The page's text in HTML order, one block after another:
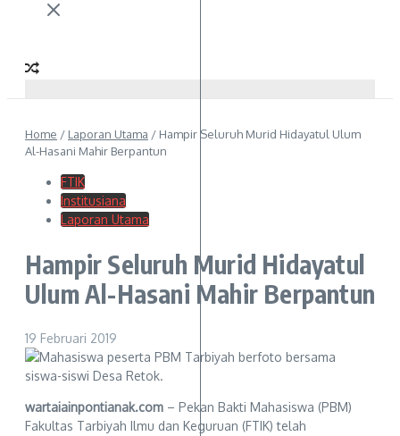
Home / Laporan Utama / Hampir Seluruh Murid Hidayatul Ulum
Al-Hasani Mahir Berpantun
FTIK
Institusiana
Laporan Utama
Hampir Seluruh Murid Hidayatul
Ulum Al-Hasani Mahir Berpantun
19 Februari 2019
wartaiainpontianak.com – Pekan Bakti Mahasiswa (PBM)
Fakultas Tarbiyah Ilmu dan Keguruan (FTIK) telah